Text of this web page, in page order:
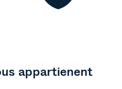
appartienent